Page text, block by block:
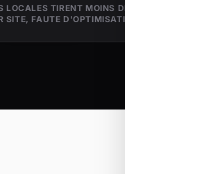
LOCALES TIRENT MOINS DE 5% DE
SITE, FAUTE D'OPTIMISATION SEO